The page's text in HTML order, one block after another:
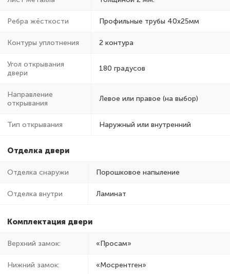
Ребра жёсткости Профильные трубы 40х25мм
Контуры уплотнения 2 контура
Угол открывания
двери
180 градусов
Направление
открывания
Левое или правое (на выбор)
Тип открывания Наружный или внутренний
Отделка двери
Отделка снаружи Порошковое напыление
Отделка внутри Ламинат
Комплектация двери
Верхний замок: «Просам»
Нижний замок: «Мосрентген»